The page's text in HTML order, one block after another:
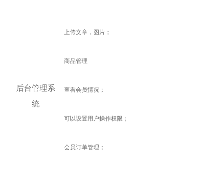
后台管理系
统
上传文章，图片；
商品管理
查看会员情况；
可以设置用户操作权限；
会员订单管理；